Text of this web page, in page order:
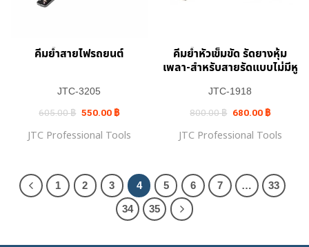
คีมย้ำสายไฟรถยนต์
JTC-3205
605.00฿ Original
price
605.00 ฿.
550.00 ฿Current
price
550.00 ฿.
JTC Professional Tools
คีมย้ำหัวเข็มขัด รัดยางหุ้ม
เพลา-สำหรับสายรัดแบบไม่มีหู
JTC-1918
800.00฿ Original
price
800.00 ฿.
680.00 ฿Current
price
680.00 ฿.
JTC Professional Tools
1 2 3 4 5 6 7 …
33
34
35